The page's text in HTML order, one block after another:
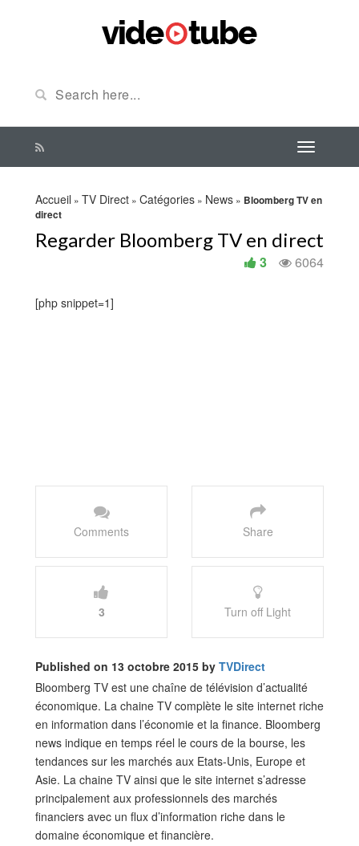
Accueil » TV Direct » Catégories » News » Bloomberg TV en
direct
Regarder Bloomberg TV en direct
6064
3
[php snippet=1]
Comments Share
3 Turn off Light
Published on 13 octobre 2015 by TVDirect
Bloomberg TV est une chaîne de télévision d’actualité
économique. La chaine TV complète le site internet riche
en information dans l’économie et la finance. Bloomberg
news indique en temps réel le cours de la bourse, les
tendances sur les marchés aux Etats-Unis, Europe et
Asie. La chaine TV ainsi que le site internet s’adresse
principalement aux professionnels des marchés
financiers avec un flux d’information riche dans le
domaine économique et financière.